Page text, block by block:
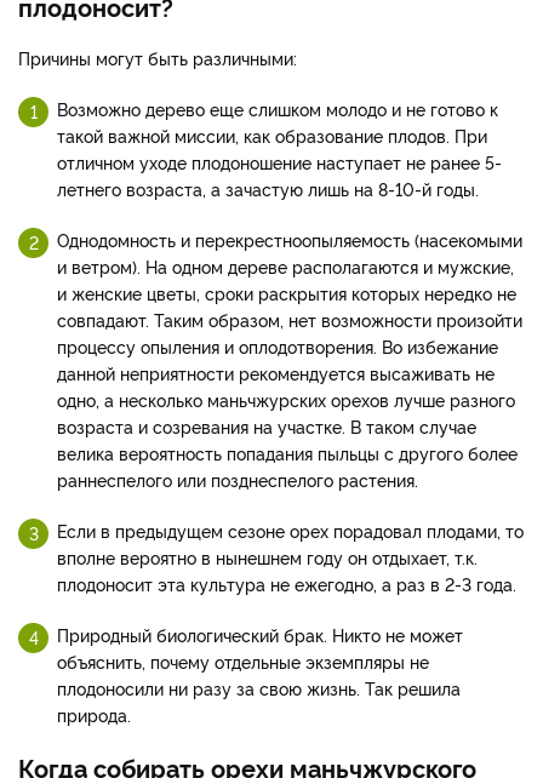
Причины могут быть различными:
Возможно дерево еще слишком молодо и не готово к
такой важной миссии, как образование плодов. При
отличном уходе плодоношение наступает не ранее 5-
летнего возраста, а зачастую лишь на 8-10-й годы.
Однодомность и перекрестноопыляемость (насекомыми
и ветром). На одном дереве располагаются и мужские,
и женские цветы, сроки раскрытия которых нередко не
совпадают. Таким образом, нет возможности произойти
процессу опыления и оплодотворения. Во избежание
данной неприятности рекомендуется высаживать не
одно, а несколько маньчжурских орехов лучше разного
возраста и созревания на участке. В таком случае
велика вероятность попадания пыльцы с другого более
раннеспелого или позднеспелого растения.
Если в предыдущем сезоне орех порадовал плодами, то
вполне вероятно в нынешнем году он отдыхает, т.к.
плодоносит эта культура не ежегодно, а раз в 2-3 года.
Природный биологический брак. Никто не может
объяснить, почему отдельные экземпляры не
плодоносили ни разу за свою жизнь. Так решила
природа.
Когда собирать орехи маньчжурского